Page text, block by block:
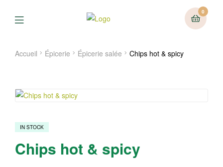
0
Menu
Accueil Épicerie Épicerie salée Chips hot & spicy
IN STOCK
Chips hot & spicy